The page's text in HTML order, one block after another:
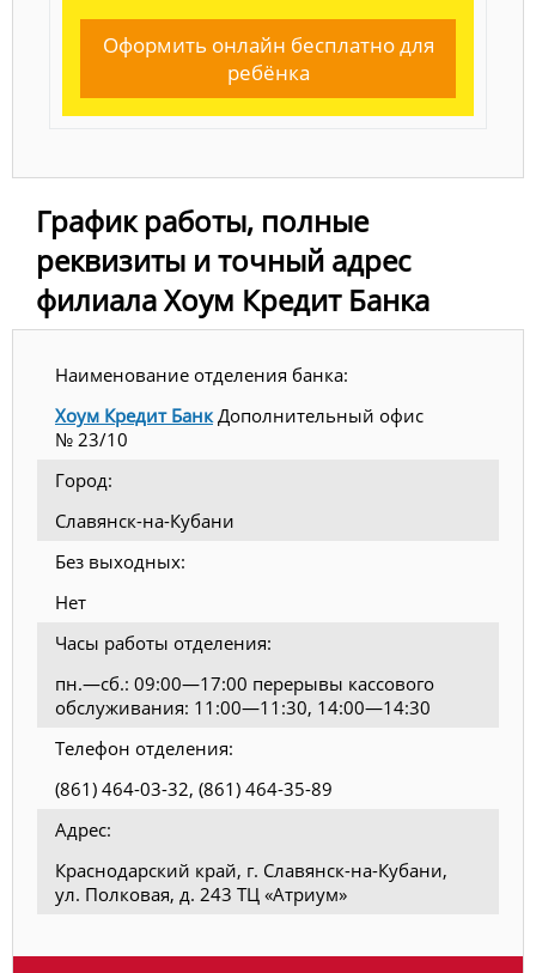
Оформить онлайн бесплатно для
ребёнка
График работы, полные
реквизиты и точный адрес
филиала Хоум Кредит Банка
Наименование отделения банка:
Хоум Кредит БанкДополнительный офис
№ 23/10
Город:
Славянск-на-Кубани
Без выходных:
Нет
Часы работы отделения:
пн.—сб.: 09:00—17:00 перерывы кассового
обслуживания: 11:00—11:30, 14:00—14:30
Телефон отделения:
(861) 464-03-32, (861) 464-35-89
Адрес:
Краснодарский край, г. Славянск-на-Кубани,
ул. Полковая, д. 243 ТЦ «Атриум»